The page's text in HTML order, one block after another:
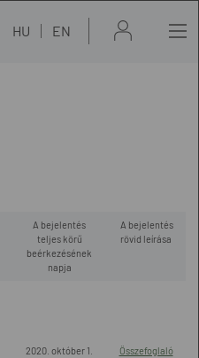
HU EN
A bejelentés
teljes körű
beérkezésének
napja
A bejelentés
rövid leírása
2020. október 1. Összefoglaló